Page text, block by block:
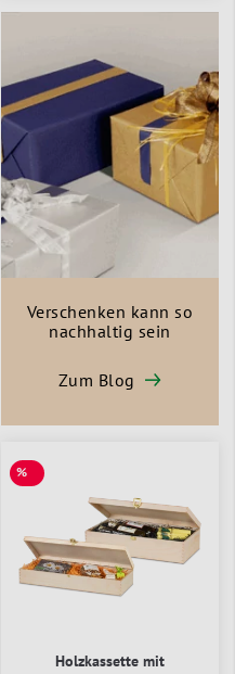
Verschenken kann so
nachhaltig sein
Zum Blog
%
Holzkassette mit